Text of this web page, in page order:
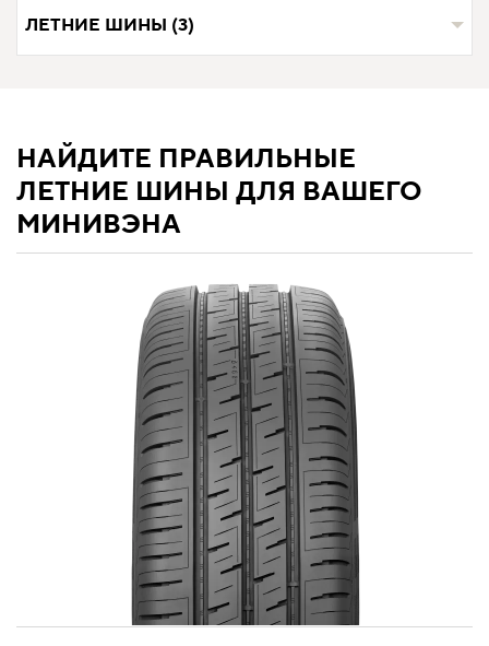
ЛЕТНИЕ ШИНЫ (3)
НАЙДИТЕ ПРАВИЛЬНЫЕ
ЛЕТНИЕ ШИНЫ ДЛЯ ВАШЕГО
МИНИВЭНА